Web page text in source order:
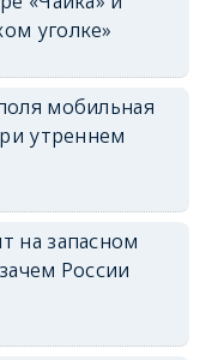
уголке»
мобильная
утреннем
на запасном
России